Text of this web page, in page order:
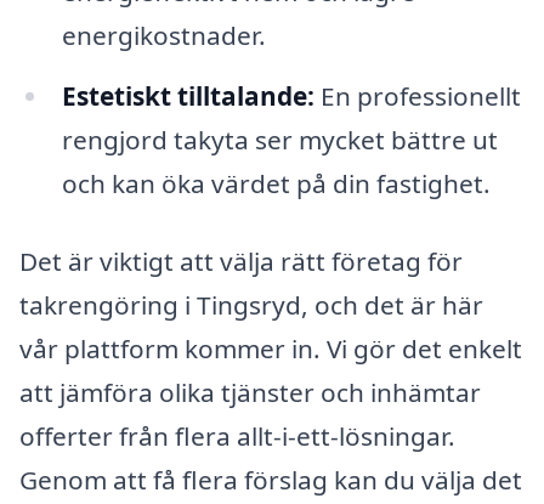
energikostnader.
Estetiskt tilltalande: En professionellt
rengjord takyta ser mycket bättre ut
och kan öka värdet på din fastighet.
Det är viktigt att välja rätt företag för
takrengöring i Tingsryd, och det är här
vår plattform kommer in. Vi gör det enkelt
att jämföra olika tjänster och inhämtar
offerter från flera allt-i-ett-lösningar.
Genom att få flera förslag kan du välja det